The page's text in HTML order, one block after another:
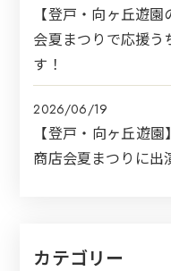
【登戸・向ヶ丘遊
会夏まつりで応援う
す！
2026/06/19
【登戸・向ヶ丘遊
商店会夏まつりに出
カテゴリー